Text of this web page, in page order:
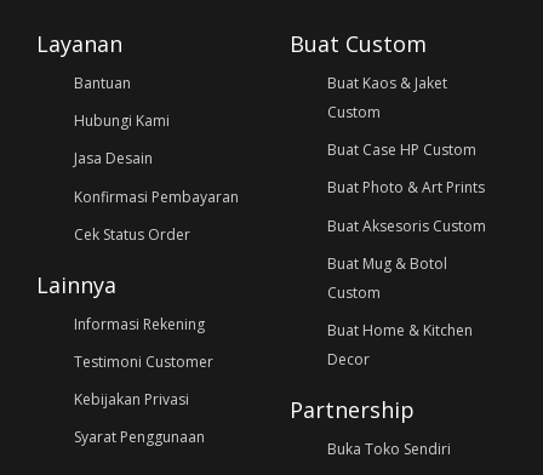
Layanan
Bantuan
Hubungi Kami
Jasa Desain
Konfirmasi Pembayaran
Cek Status Order
Lainnya
Informasi Rekening
Testimoni Customer
Kebijakan Privasi
Syarat Penggunaan
Buat Custom
Buat Kaos & Jaket
Custom
Buat Case HP Custom
Buat Photo & Art Prints
Buat Aksesoris Custom
Buat Mug & Botol
Custom
Buat Home & Kitchen
Decor
Partnership
Buka Toko Sendiri